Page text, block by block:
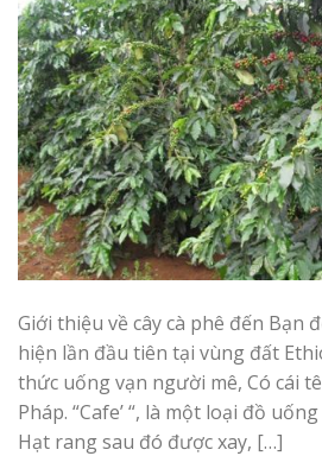
Giới thiệu về cây cà phê đến Bạn
hiện lần đầu tiên tại vùng đất
thức uống vạn người mê, Có cái
Pháp. “Cafe’ “, là một loại đồ
Hạt rang sau đó được xay, […]